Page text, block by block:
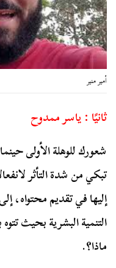
أمير منير
ثانيًا : ياسر ممدوح
شعورك للوهلة الأولى
تبكي من شدة التأثر
إليها في تقديم محتواه،
التنمية البشرية بحيث
ماذا؟.